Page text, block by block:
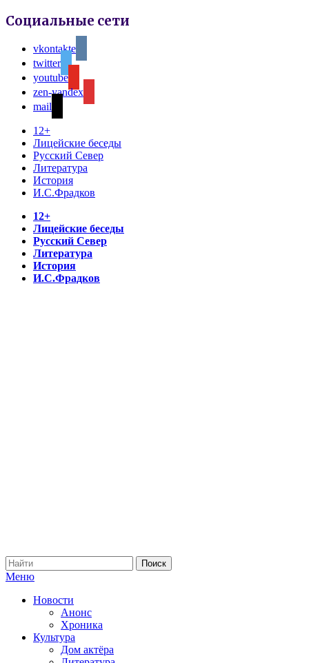
Социальные сети
vkontakte
twitter
youtube
zen-yandex
mail
12+
Лицейские беседы
Русский Север
Литература
История
И.С.Фрадков
12+
Лицейские беседы
Русский Север
Литература
История
И.С.Фрадков
Меню
Новости
Анонс
Хроника
Культура
Дом актёра